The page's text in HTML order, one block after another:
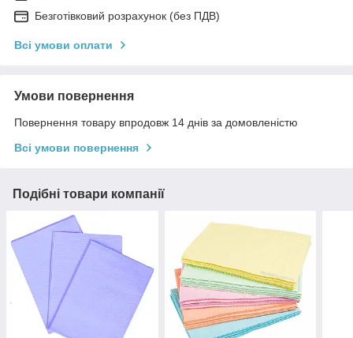
Безготівковий розрахунок (без ПДВ)
Всі умови оплати
Умови повернення
Повернення товару впродовж 14 днів за домовленістю
Всі умови повернення
Подібні товари компанії